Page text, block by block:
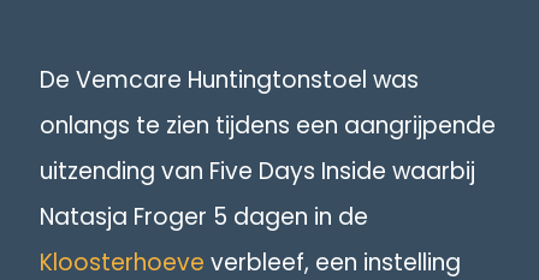
De Vemcare Huntingtonstoel was
onlangs te zien tijdens een aangrijpende
uitzending van Five Days Inside waarbij
Natasja Froger 5 dagen in de
Kloosterhoeve verbleef, een instelling